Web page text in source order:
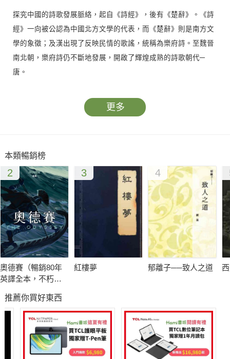
探究中國的詩歌發展脈絡，起自《詩經》，後有《楚辭》。《詩
經》一向被公認為中國北方文學的代表，而《楚辭》則是南方文
學的象徵；及漢出現了反映民情的歌謠，統稱為樂府詩。至魏晉
南北朝，樂府詩仍不斷地發展，開啟了輝煌成熟的詩歌朝代─
唐。
更多
本類暢銷榜
2
奧德賽（暢銷80年
英譯全本，不朽中
3
紅樓夢
4
郁離子──致人之道
推薦你買好東西